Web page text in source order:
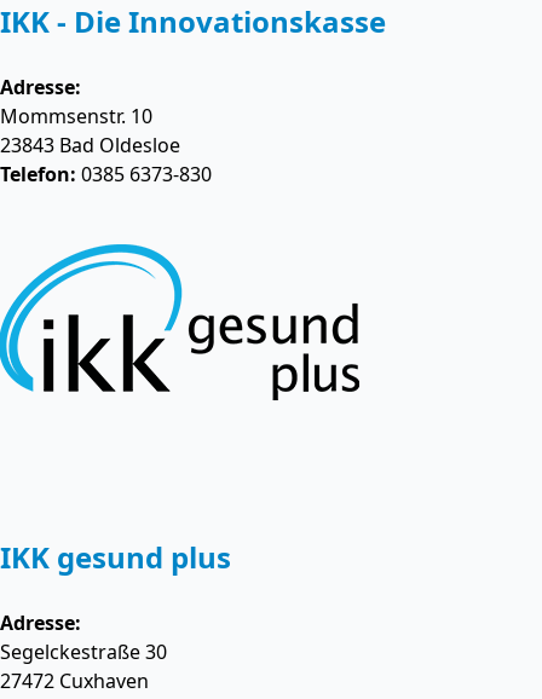
IKK - Die Innovationskasse
Adresse:
Mommsenstr. 10
23843 Bad Oldesloe
Telefon: 0385 6373-830
IKK gesund plus
Adresse:
Segelckestraße 30
27472 Cuxhaven